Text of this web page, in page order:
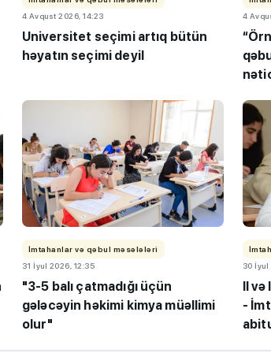
4 Avqust 2026, 14:23
Universitet seçimi artıq bütün
həyatın seçimi deyil
4
İmtahanlar və qəbul məsələləri
31 İyul 2026, 12:35
"3-5 balı çatmadığı üçün
gələcəyin həkimi kimya müəllimi
olur"
30 İyul
II və
-
təhsil icmalı”- MİQ,
bağçalar və qəbul